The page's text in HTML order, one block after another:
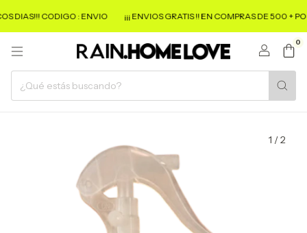
CODIGO : ENVIO ¡¡¡ ENVIOS GRATIS !! EN COMPRAS DE 500 + POCOS
0
1 /2